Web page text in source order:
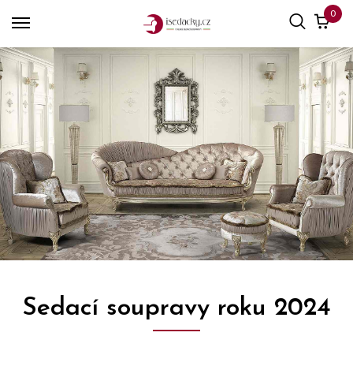
0
Sedací soupravy roku 2024